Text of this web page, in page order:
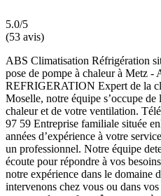
5.0/5
(53 avis)
ABS Climatisation Réfrigération
pose de pompe à chaleur à Metz
REFRIGERATION Expert de la
Moselle, notre équipe s’occupe
chaleur et de votre ventilation.
97 59 Entreprise familiale située
années d’expérience à votre
un professionnel. Notre équipe
écoute pour répondre à vos
notre expérience dans le domaine
intervenons chez vous ou dans